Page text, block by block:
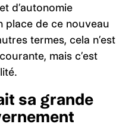
d’autonomie
place de ce nouveau
termes, cela n’est
mais c’est
sa grande